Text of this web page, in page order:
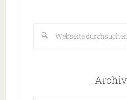
Archiv